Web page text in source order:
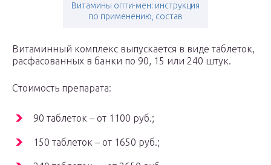
Витамины опти-мен: инструкция
по применению, состав
Витаминный комплекс выпускается в виде таблеток,
расфасованных в банки по 90, 15 или 240 штук.
Стоимость препарата:
90 таблеток – от 1100 руб.;
150 таблеток – от 1650 руб.;